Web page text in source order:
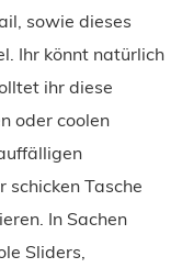
sowie dieses
Ihr könnt natürlich
ihr diese
oder coolen
schicken Tasche
In Sachen
Sliders,